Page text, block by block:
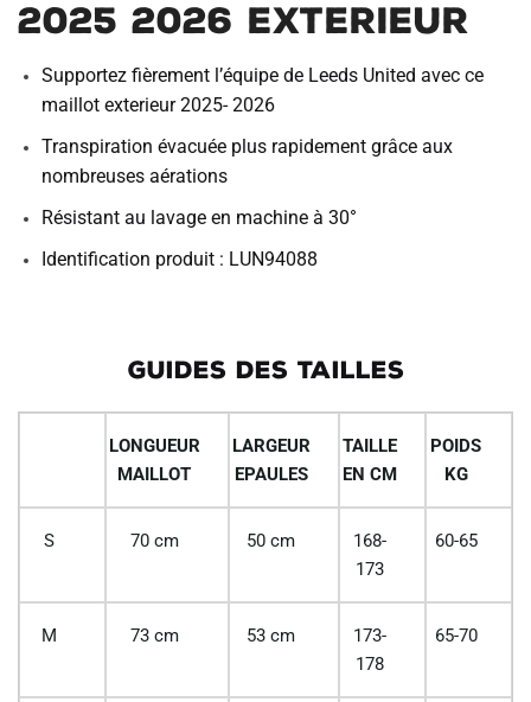
2025 2026 Exterieur
Supportez fièrement l’équipe de Leeds United avec ce
maillot exterieur 2025- 2026
Transpiration évacuée plus rapidement grâce aux
nombreuses aérations
Résistant au lavage en machine à 30°
Identification produit : LUN94088
GUIDES DES TAILLES
LONGUEUR
MAILLOT
LARGEUR
EPAULES
TAILLE
EN CM
POIDS
KG
S 70 cm 50 cm
168-
173
60-65
M 73 cm 53 cm
173-
178
65-70